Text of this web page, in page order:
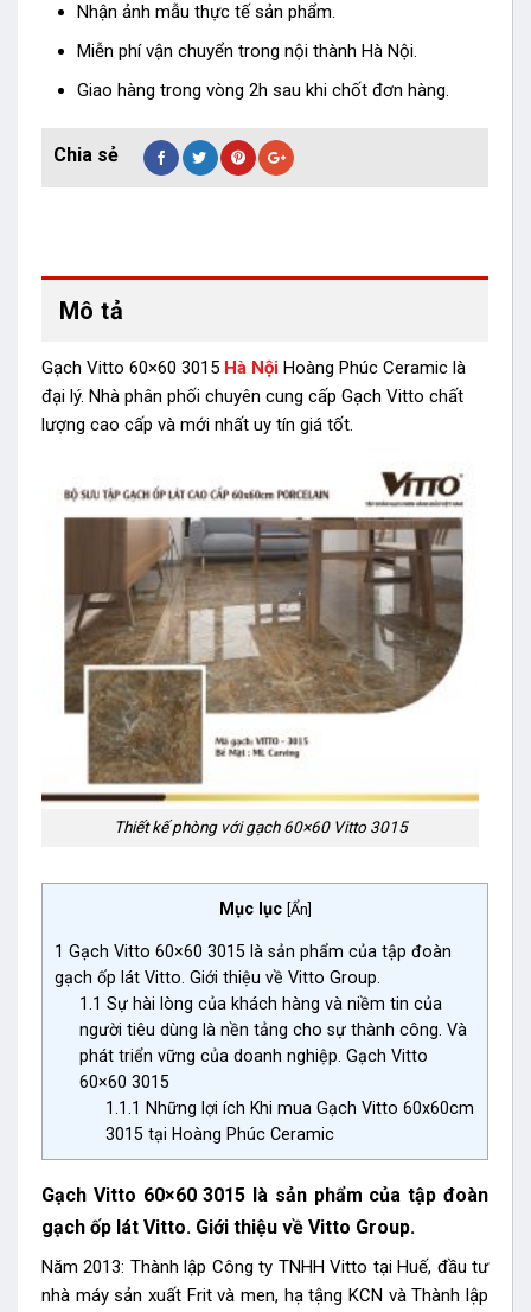
Nhận ảnh mẫu thực tế sản phẩm.
Miễn phí vận chuyển trong nội thành Hà Nội.
Giao hàng trong vòng 2h sau khi chốt đơn hàng.
Mô tả
Gạch Vitto 60×60 3015 Hà Nội Hoàng Phúc Ceramic là
đại lý. Nhà phân phối chuyên cung cấp Gạch Vitto chất
lượng cao cấp và mới nhất uy tín giá tốt.
Thiết kế phòng với gạch 60×60 Vitto 3015
Mục lục [Ẩn]
1 Gạch Vitto 60×60 3015 là sản phẩm của tập đoàn
gạch ốp lát Vitto. Giới thiệu về Vitto Group.
1.1 Sự hài lòng của khách hàng và niềm tin của
người tiêu dùng là nền tảng cho sự thành công. Và
phát triển vững của doanh nghiệp. Gạch Vitto
60×60 3015
1.1.1 Những lợi ích Khi mua Gạch Vitto 60x60cm
3015 tại Hoàng Phúc Ceramic
Gạch Vitto 60×60 3015 là sản phẩm của tập đoàn
gạch ốp lát Vitto. Giới thiệu về Vitto Group.
Năm 2013: Thành lập Công ty TNHH Vitto tại Huế, đầu tư
nhà máy sản xuất Frit và men, hạ tậng KCN và Thành lập